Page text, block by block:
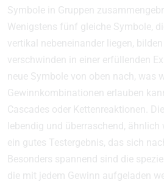
Symbole in Gruppen
Wenigstens fünf gleiche Symbole,
vertikal nebeneinander liegen,
verschwinden in einer erfüllenden
neue Symbole von oben nach, was
Gewinnkombinationen erlauben
Cascades oder Kettenreaktionen.
lebendig und überraschend,
ein gutes Testergebnis, das sich
Besonders spannend sind die
die mit jedem Gewinn aufgeladen